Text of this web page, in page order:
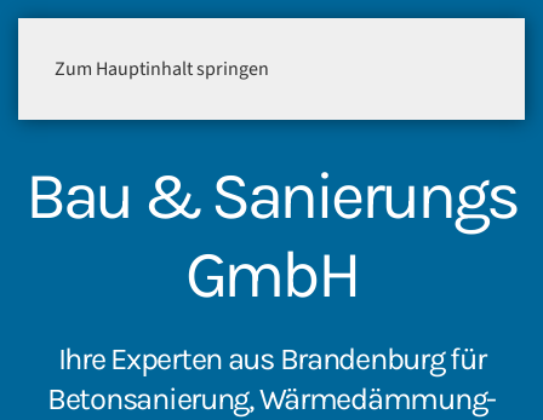
Zum Hauptinhalt springen
Bau & Sanierungs
GmbH
Ihre Experten aus Brandenburg für
Betonsanierung, Wärmedämmung-